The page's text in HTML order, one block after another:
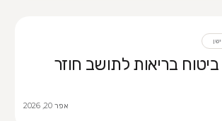
ביטוח בריאות לתושב חוזר
אפר 20, 2026